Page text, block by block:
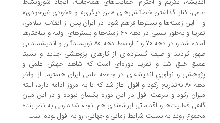
تکریم و احترام، حمایت‌های همه‌جانبه، ایجاد شورونشاط
کنار گذاشتن خط‌کشی‌های «من-دیگری» و «خودی-غیرخودی»
این زمینه‌ها و بسترها فراهم شود. در ایران پس از انقلاب اسلامی،
تقریبا و به‌طور نسبی در دهه ۶۰ زمینه‌ها و بسترهای اولیه و ساختارها
آماده شد و در دهه 70 و تا اواسط دهه 80 نویسندگان و اندیشمندانی
کردند و طیف گسترده‌ای از کارهای پژوهشی جدید و نسبتا
خلق شد و تقریبا دوره‌ای است که شاهد جهش علمی و
و نوآوریِ اندیشه‌ای در جامعه علمی ایران هستیم. از اواخر
دهه 80 به‌تدریج رکود و افول آغاز شد که تا به امروز ادامه دارد، البته
رکود و سرعت افول در این دوره یکسان نبوده و در این میان
فعالیت‌ها و اقداماتی ارزشمندی هم انجام شده ولی به نظر بنده
روند به نسبت شرایط زمانی و جهانی، رو به افول بوده است.